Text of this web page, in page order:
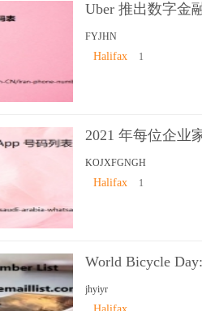
Uber 推出数字金
FYJHN
Halifax 1
2021 年每位企业
KOJXFGNGH
Halifax 1
World Bicycle
jhyiyr